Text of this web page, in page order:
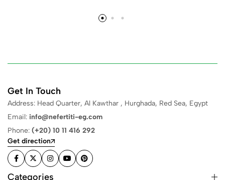
Get In Touch
Address: Head Quarter, Al Kawthar , Hurghada, Red Sea, Egypt
Email: info@nefertiti-eg.com
Phone: (+20) 10 11 416 292
Get direction
Categories